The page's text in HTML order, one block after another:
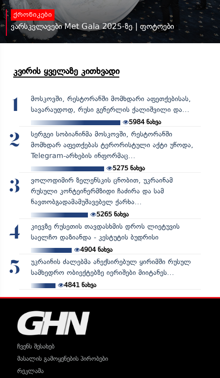
ქრონიკები
ვარსკვლავები Met Gala 2025-ზე | ფოტოები
კვირის ყველაზე კითხვადი
1
მოსკოვში, რესტორანში მომხდარი აფეთქებისას,
სავარაუდოდ, რუსი გენერლის ქალიშვილი და...
5984ნახვა
2
სერგეი სობიანინმა მოსკოვში, რესტორანში
მომხდარ აფეთქებას ტერორისტული აქტი უწოდა,
Telegram-არხების ინფორმაც...
5275ნახვა
3
ვოლოდიმირ ზელენსკის ცნობით, უკრაინამ
რუსული კონტეინერმზიდი ჩაძირა და სამ
ნავთობგადამამუშავებელ ქარხა...
5265ნახვა
4
კიევზე რუსეთის თავდასხმის დროს ლიეტუვის
საელჩო დაზიანდა - კესტუტის ბუდრისი
4904ნახვა
5
უკრაინის ძალებმა ანექსირებულ ყირიმში რუსულ
სამხედრო ობიექტებზე იერიშები მიიტანეს...
4841ნახვა
ჩვენს შესახებ
მასალის გამოყენების პირობები
რეკლამა